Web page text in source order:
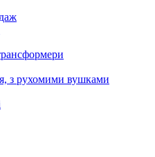
з рухомими вушками